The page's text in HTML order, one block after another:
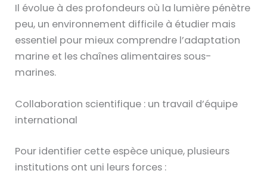
Il évolue à des profondeurs où la lumière pénètre
peu, un environnement difficile à étudier mais
essentiel pour mieux comprendre l’adaptation
marine et les chaînes alimentaires sous-
marines.
Collaboration scientifique : un travail d’équipe
international
Pour identifier cette espèce unique, plusieurs
institutions ont uni leurs forces :